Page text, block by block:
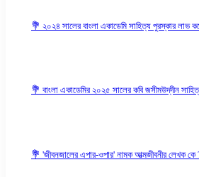
💐 ২০২৪ সালের বাংলা একাডেমি সাহিত্য পুরস্কার লাভ
💐 বাংলা একাডেমির ২০২৫ সালের কবি জসীমউদ্‌দীন
💐 'জীবনজালের এপার-ওপার' নামক আত্মজীবনীর লেখক কে